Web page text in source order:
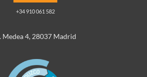
+34 910 061 582
Medea 4, 28037 Madrid